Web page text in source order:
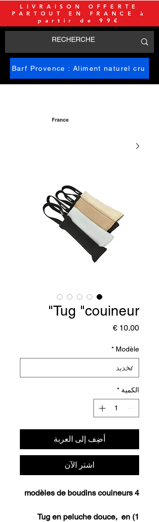
Barf Provence : Aliment naturel cru
LIVRAISON OFFERTE
PARTOUT EN FRANCE à
partir de 99€
Tug "couineur"
السعر
Modèle
*
الكمية *
أضِف إلى العربة
اشترِ الآن
4 modèles de boudins couineurs
1) Tug en peluche douce, en